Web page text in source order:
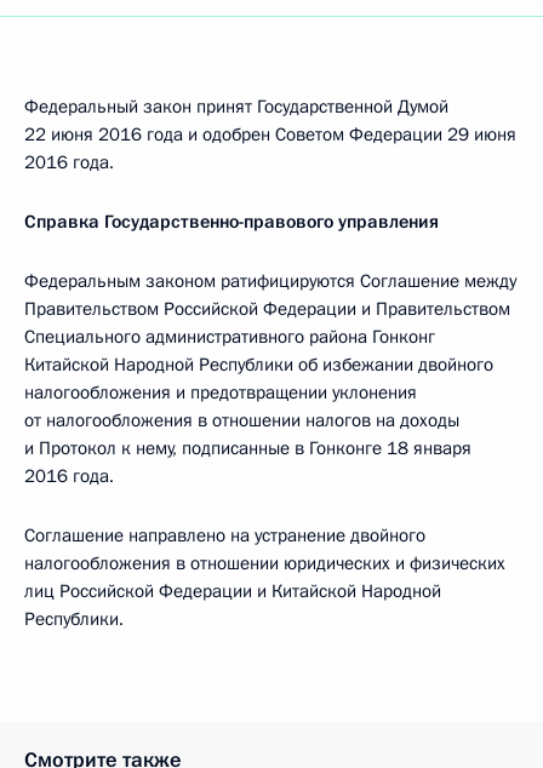
Федеральный закон принят Государственной Думой
22 июня 2016 года и одобрен Советом Федерации 29 июня
2016 года.
Справка Государственно-правового управления
Федеральным законом ратифицируются Соглашение между
Правительством Российской Федерации и Правительством
Специального административного района Гонконг
Китайской Народной Республики об избежании двойного
налогообложения и предотвращении уклонения
от налогообложения в отношении налогов на доходы
и Протокол к нему, подписанные в Гонконге 18 января
2016 года.
Соглашение направлено на устранение двойного
налогообложения в отношении юридических и физических
лиц Российской Федерации и Китайской Народной
Республики.
Смотрите также